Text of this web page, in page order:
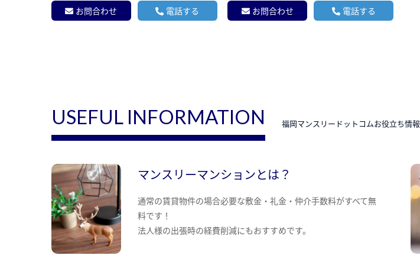
お問合わせ 電話する お問合わせ 電話する
USEFUL INFORMATION 福岡マンスリードットコムお役立ち情報
マンスリーマンションとは？
通常の賃貸物件の場合必要な敷金・礼金・仲介手数料がすべて無
料です！
法人様の出張時の経費削減にもおすすめです。